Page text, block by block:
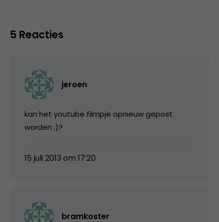
5 Reacties
jeroen
kan het youtube filmpje opnieuw gepost
worden :)?
15 juli 2013 om 17:20
bramkoster